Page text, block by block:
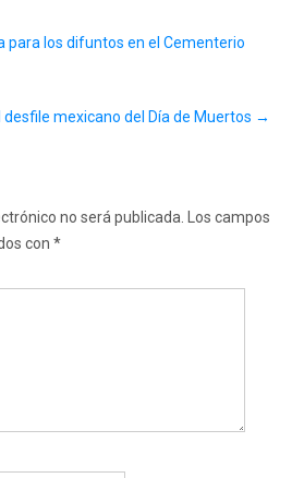
para los difuntos en el Cementerio
desfile mexicano del Día de Muertos →
no será publicada.
Los campos
con *